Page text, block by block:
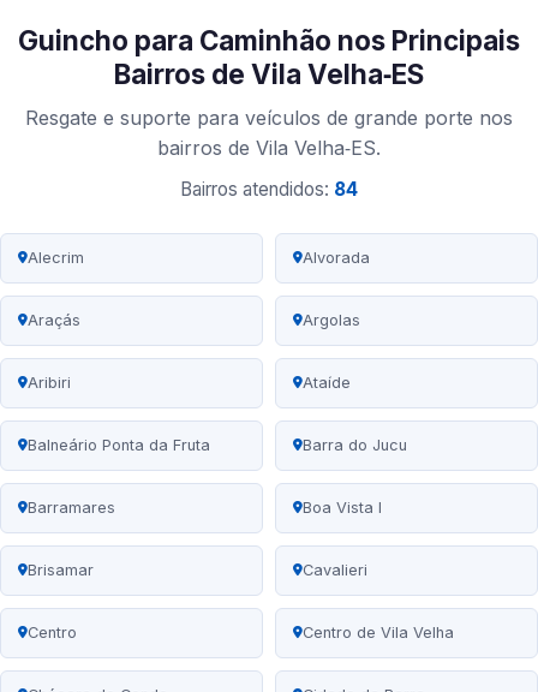
Guincho para Caminhão nos Principais
Bairros de Vila Velha‑ES
Resgate e suporte para veículos de grande porte nos
bairros de Vila Velha‑ES.
Bairros atendidos: 84
Alecrim Alvorada
Araçás Argolas
Aribiri Ataíde
Balneário Ponta da Fruta Barra do Jucu
Barramares Boa Vista I
Brisamar Cavalieri
Centro Centro de Vila Velha